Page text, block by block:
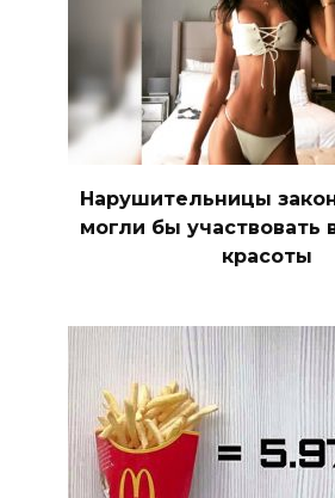
Нарушительницы
могли бы участвовать
красоты